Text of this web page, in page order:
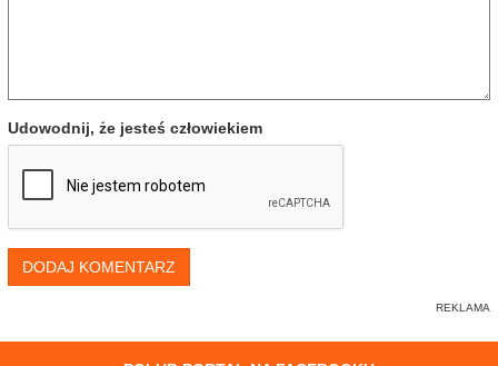
Udowodnij, że jesteś człowiekiem
DODAJ KOMENTARZ